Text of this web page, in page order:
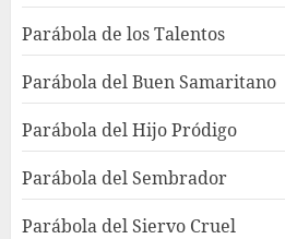
Parábola de los Talentos
Parábola del Buen Samaritano
Parábola del Hijo Pródigo
Parábola del Sembrador
Parábola del Siervo Cruel